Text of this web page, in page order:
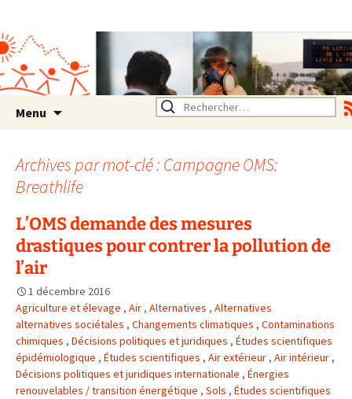
Rhône Alpes
Un environnement sain pour
la santé de tous
Menu Rechercher :
Archives par mot-clé : Campagne OMS:
Breathlife
L’OMS demande des mesures
drastiques pour contrer la pollution de
l’air
1 décembre 2016
Agriculture et élevage , Air , Alternatives , Alternatives
alternatives sociétales , Changements climatiques , Contaminations
chimiques , Décisions politiques et juridiques , Études scientifiques
épidémiologique , Études scientifiques , Air extérieur , Air intérieur ,
Décisions politiques et juridiques internationale , Énergies
renouvelables / transition énergétique , Sols , Études scientifiques